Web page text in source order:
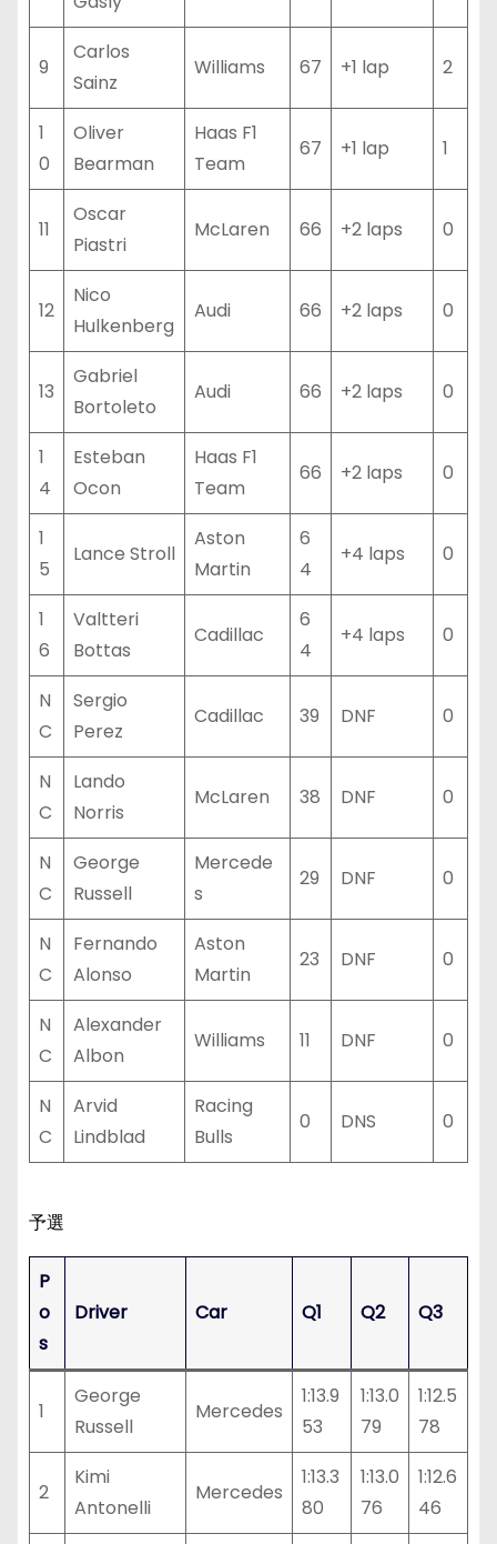
9
Carlos
Sainz
Williams 67 +1 lap 2
1
0
Oliver
Bearman
Haas F1
Team
67 +1 lap 1
11
Oscar
Piastri
McLaren 66 +2 laps 0
12
Nico
Hulkenberg
Audi 66 +2 laps 0
13
Gabriel
Bortoleto
Audi 66 +2 laps 0
1
4
Esteban
Ocon
Haas F1
Team
66 +2 laps 0
1
5
Lance Stroll
Aston
Martin
6
4
+4 laps 0
1
6
Valtteri
Bottas
Cadillac
6
4
+4 laps 0
N
C
Sergio
Perez
Cadillac 39 DNF 0
N
C
Lando
Norris
McLaren 38 DNF 0
N
C
George
Russell
Mercede
s
29 DNF 0
N
C
Fernando
Alonso
Aston
Martin
23 DNF 0
N
C
Alexander
Albon
Williams 11 DNF 0
N
C
Arvid
Lindblad
Racing
Bulls
0 DNS 0
予選
P
o
s
Driver Car Q1 Q2 Q3
1
George
Russell
Mercedes
1:13.9
53
1:13.0
79
1:12.5
78
2
Kimi
Antonelli
Mercedes
1:13.3
80
1:13.0
76
1:12.6
46